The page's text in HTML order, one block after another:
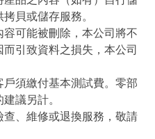
貝或儲存服務。
可能被刪除，本公司將不
引致資料之損失，本公司
須繳付基本測試費。零部
議另計。
、維修或退換服務，敬請